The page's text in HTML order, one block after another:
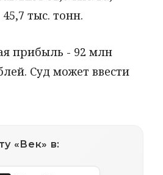
тыс. тонн.
прибыль - 92 млн
Суд может ввести
«Век» в: